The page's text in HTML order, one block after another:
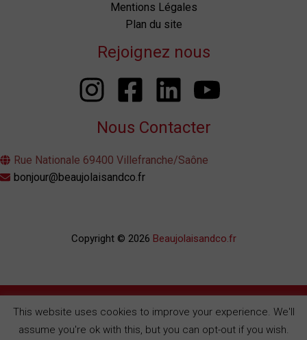
Mentions Légales
Plan du site
Rejoignez nous
Nous Contacter
Rue Nationale 69400 Villefranche/Saône
bonjour@beaujolaisandco.fr
Copyright © 2026 Beaujolaisandco.fr
L’abus de l’alcool est dangereux pour la santé. À consommer avec modération.
This website uses cookies to improve your experience. We'll
assume you're ok with this, but you can opt-out if you wish.